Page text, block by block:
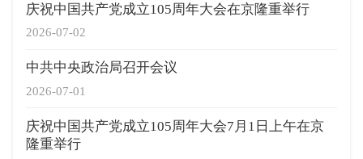
2026-07-02
庆祝中国共产党成立105周年大会在京隆重举行
2026-07-01
中共中央政治局召开会议
庆祝中国共产党成立105周年大会7月1日上午在京
隆重举行